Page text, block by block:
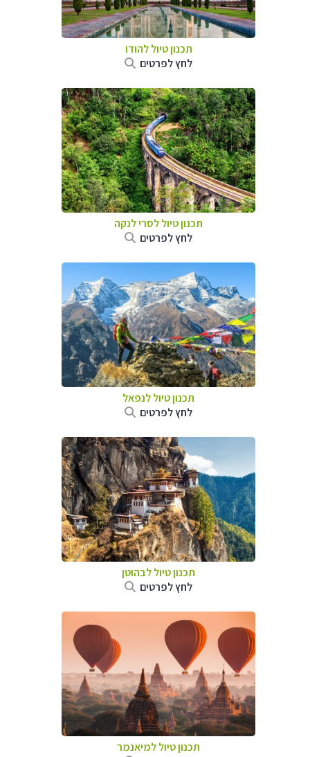
תכנון טיוללהודו
לחץ לפרטים
תכנון טיוללסרי לנקה
לחץ לפרטים
תכנון טיול לנפאל
לחץ לפרטים
תכנון טיול לבהוטן
לחץ לפרטים
תכנון טיוללמיאנמר